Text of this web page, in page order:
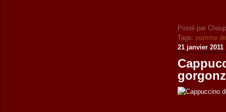
Posté par
Tags: pomme
21 janvier 2011